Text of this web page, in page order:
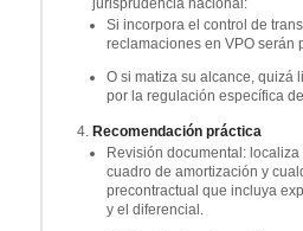
Si incorpora el control de
reclamaciones en VPO serán
O si matiza su alcance, quizá
por la regulación específica
Recomendación práctica
Revisión documental:
cuadro de amortización y
precontractual que incluya
y el diferencial.